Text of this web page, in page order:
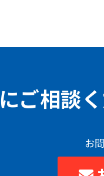
ご相談く
お